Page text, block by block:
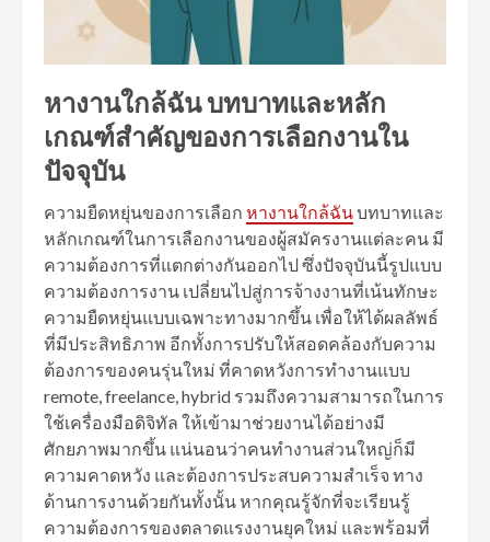
หางานใกล้ฉัน บทบาทและหลัก
เกณฑ์สำคัญของการเลือกงานใน
ปัจจุบัน
ความยืดหยุ่นของการเลือก หางานใกล้ฉันบทบาทและ
หลักเกณฑ์ในการเลือกงานของผู้สมัครงานแต่ละคน มี
ความต้องการที่แตกต่างกันออกไป ซึ่งปัจจุบันนี้รูปแบบ
ความต้องการงาน เปลี่ยนไปสู่การจ้างงานที่เน้นทักษะ
ความยืดหยุ่นแบบเฉพาะทางมากขึ้น เพื่อให้ได้ผลลัพธ์
ที่มีประสิทธิภาพ อีกทั้งการปรับให้สอดคล้องกับความ
ต้องการของคนรุ่นใหม่ ที่คาดหวังการทำงานแบบ
remote, freelance, hybrid รวมถึงความสามารถในการ
ใช้เครื่องมือดิจิทัล ให้เข้ามาช่วยงานได้อย่างมี
ศักยภาพมากขึ้น แน่นอนว่าคนทำงานส่วนใหญ่ก็มี
ความคาดหวัง และต้องการประสบความสำเร็จ ทาง
ด้านการงานด้วยกันทั้งนั้น หากคุณรู้จักที่จะเรียนรู้
ความต้องการของตลาดแรงงานยุคใหม่ และพร้อมที่